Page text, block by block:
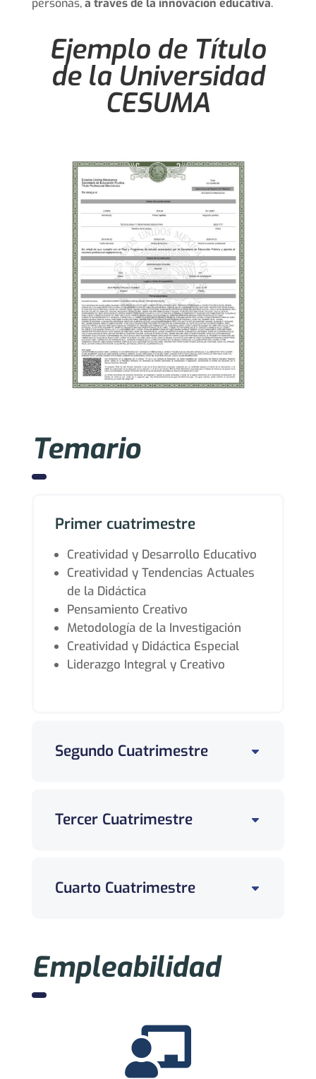
personas,a través de la innovación educativa.
Ejemplo de Título
de la Universidad
CESUMA
Temario
Primer cuatrimestre
Creatividad y Desarrollo Educativo
Creatividad y Tendencias Actuales
de la Didáctica
Pensamiento Creativo
Metodología de la Investigación
Creatividad y Didáctica Especial
Liderazgo Integral y Creativo
Segundo Cuatrimestre
Tercer Cuatrimestre
Cuarto Cuatrimestre
Empleabilidad
